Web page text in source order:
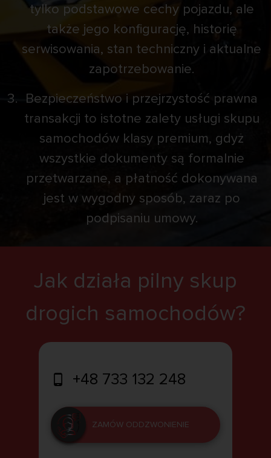
tylko podstawowe cechy pojazdu, ale
także jego konfigurację, historię
serwisowania, stan techniczny i aktualne
zapotrzebowanie.
Bezpieczeństwo i przejrzystość prawna
transakcji to istotne zalety usługi skupu
samochodów klasy premium, gdyż
wszystkie dokumenty są formalnie
przetwarzane, a płatność dokonywana
jest w wygodny sposób, zaraz po
podpisaniu umowy.
Jak działa pilny skup
drogich samochodów?
+48 733 132 248
ZAMÓW ODDZWONIENIE